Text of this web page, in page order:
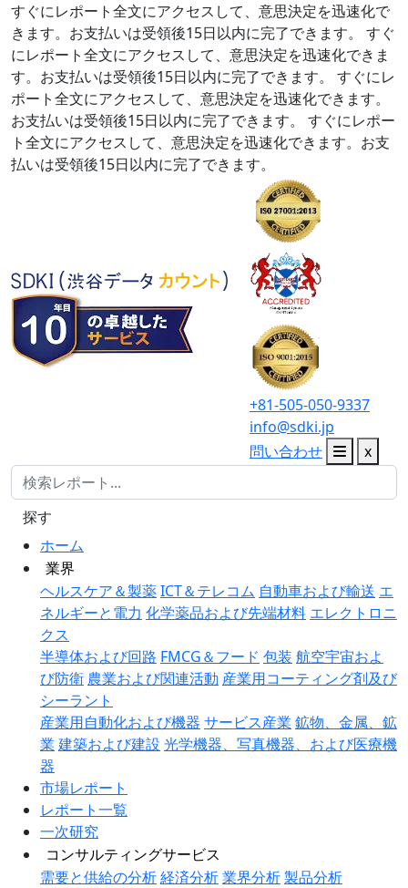
すぐにレポート全文にアクセスして、意思決定を迅速化で
きます。お支払いは受領後15日以内に完了できます。
すぐ
にレポート全文にアクセスして、意思決定を迅速化できま
す。お支払いは受領後15日以内に完了できます。
すぐにレ
ポート全文にアクセスして、意思決定を迅速化できます。
お支払いは受領後15日以内に完了できます。
すぐにレポー
ト全文にアクセスして、意思決定を迅速化できます。お支
払いは受領後15日以内に完了できます。
+81-505-050-9337
info@sdki.jp
問い合わせ
x
ホーム
業界
ヘルスケア＆製薬ICT＆テレコム 自動車および輸送 エ
ネルギーと電力 化学薬品および先端材料 エレクトロニ
クス
半導体および回路 FMCG＆フード 包装 航空宇宙およ
び防衛 農業および関連活動 産業用コーティング剤及び
シーラント
産業用自動化および機器 サービス産業 鉱物、金属、鉱
業 建築および建設 光学機器、写真機器、および医療機
器
市場レポート
レポート一覧
一次研究
コンサルティングサービス
需要と供給の分析経済分析業界分析製品分析
探す